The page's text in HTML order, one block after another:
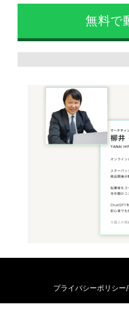
無料で
プライバシーポリシー/